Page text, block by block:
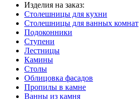
Изделия на заказ:
Столешницы для кухни
Столешницы для ванных комнат
Подоконники
Ступени
Лестницы
Камины
Столы
Облицовка фасадов
Пропилы в камне
Ванны из камня